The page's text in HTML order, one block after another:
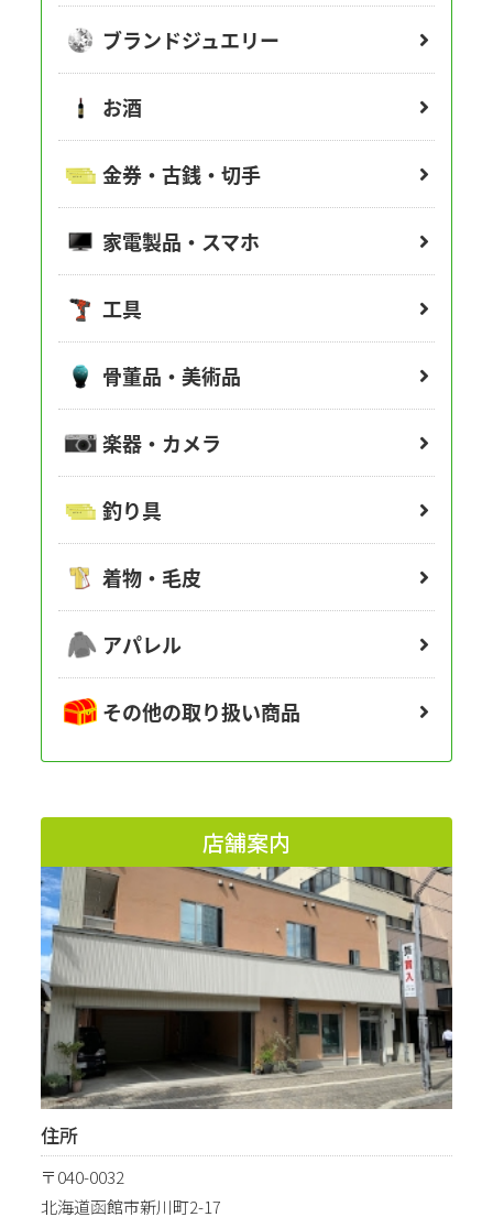
ブランドジュエリー
お酒
金券・古銭・切手
家電製品・スマホ
工具
骨董品・美術品
楽器・カメラ
釣り具
着物・毛皮
アパレル
その他の取り扱い商品
店舗案内
住所
〒040-0032
北海道函館市新川町2-17